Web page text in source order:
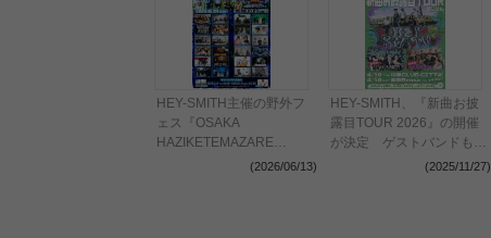
HEY-SMITH主催の野外フ
ェス『OSAKA
HAZIKETEMAZARE
FESTIVAL 2026』出演日発
(2026/06/13)
HEY-SMITH、『新曲お披
露目TOUR 2026』の開催
が決定 ゲストバンドも発
(2025/11/27)